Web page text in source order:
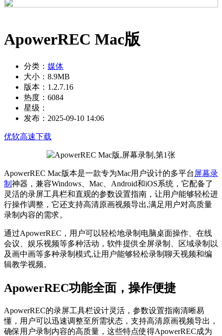
ApowerREC Mac版
分类： 媒体
大小： 8.9MB
版本： 1.2.7.16
热度： 6084
星级：
发布： 2025-09-10 14:06
优软高速下载
ApowerREC Mac版本是一款专为Mac用户设计的多平台 屏幕录
制 神器，兼容Windows、Mac、Android和iOS系统，它配备了
灵活的录屏工具栏和直观的参数设置指南，让用户能够轻松进
行操作调整，它还支持高清原画视频导出,满足用户对高质量
录制内容的需求。
通过ApowerREC，用户可以轻松地录制电脑桌面操作、在线
会议、娱乐视频等多种活动，软件提供全屏录制、区域录制以
及画中画等多种录制模式,让用户能够轻松录制聊天视频和编
辑教学视频。
ApowerREC功能全面，操作便捷
ApowerREC的录屏工具栏设计灵活，参数设置指南清晰易
懂，用户可以迅速调整至所需状态，支持高清原画视频导出，
确保用户录制内容的高质量，这些特点使得ApowerREC成为